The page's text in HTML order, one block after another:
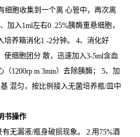
细胞收集到一个离 心管中，再次离
加入1ml左右0 .25%胰酶重悬细胞，
养箱消化1 -2分钟。 4、消化好
细胞团分 散，迅速加入3-5ml含血
1200rp m 3min）去除胰酶； 5、加
混匀，按比例接入无菌培养瓶/皿中
书操作
无漏液/瓶身破损现象。 2.用75%酒